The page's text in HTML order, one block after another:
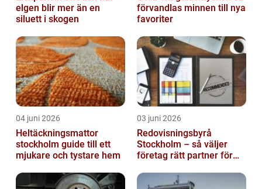
elgen blir mer än en
siluett i skogen
förvandlas minnen till nya
favoriter
04 juni 2026
Heltäckningsmattor
stockholm guide till ett
mjukare och tystare hem
03 juni 2026
Redovisningsbyrå
Stockholm – så väljer
företag rätt partner för